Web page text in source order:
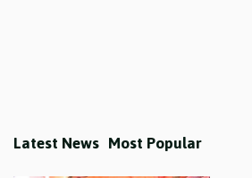
Latest News Most Popular